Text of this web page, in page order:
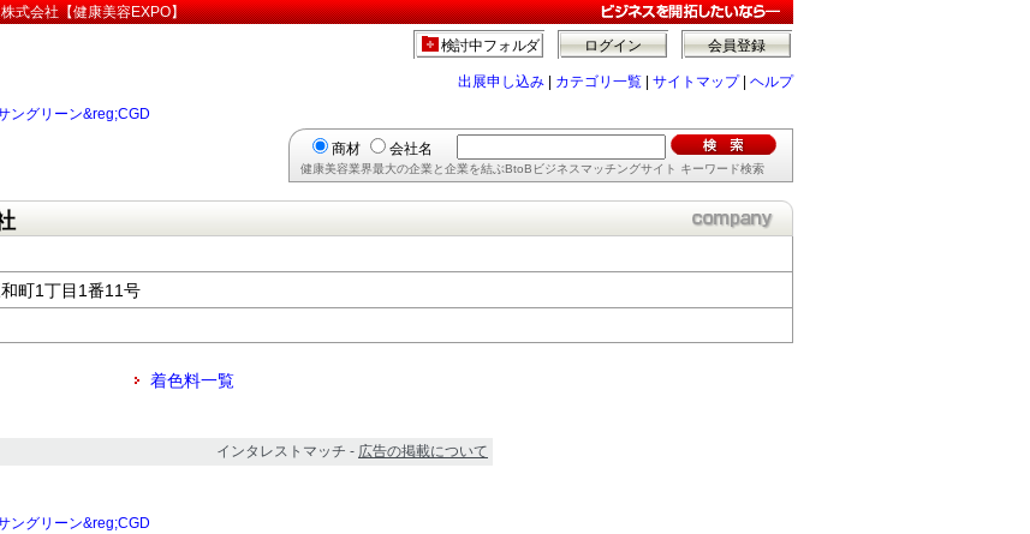
式会社【健康美容EXPO】
会員登録
ログイン
検討中フォルダ
出展申し込み カテゴリ一覧 サイトマップ| ヘルプ
ングリーン&reg;CGD
商材 会社名
健康美容業界最大の企業と企業を結ぶBtoBビジネスマッチングサイト キーワード検索
町1丁目1番11号
着色料一覧
インタレストマッチ - 広告の掲載について
ングリーン&reg;CGD